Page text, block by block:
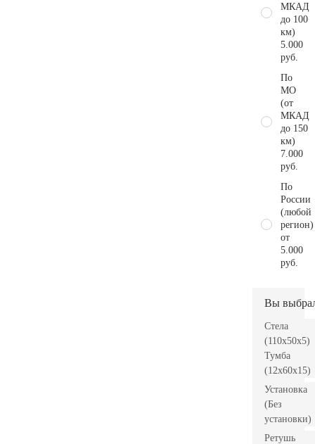
МКАД
до 100
км)
5.000
руб.
По
МО
(от
МКАД
до 150
км)
7.000
руб.
По
России
(любой
регион)
от
5.000
руб.
Вы
Стела
(110x50x5)
Тумба
(12x60x15)
Установка
(Без
установки)
Ретушь